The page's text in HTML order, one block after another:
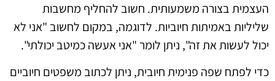
העצמית בצורה משמעותית. חשוב להחליף מחשבות
שליליות באמיתות חיוביות. לדוגמה, במקום לחשוב "אני לא
יכול לעשות את זה", ניתן לומר "אני אעשה כמיטב יכולתי".
כדי לפתח שפה פנימית חיובית, ניתן לכתוב משפטים חיוביים